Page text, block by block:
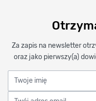
Za zapis na newsletter
oraz jako pierwszy(a)
Twoje imię
Twój adres email